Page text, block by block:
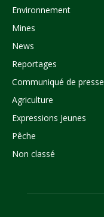
Environnement
Mines
News
Reportages
Communiqué de presse
Agriculture
Expressions Jeunes
Pêche
Non classé